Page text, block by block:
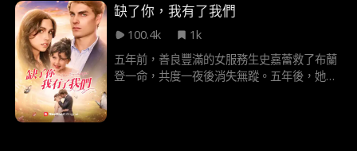
缺了你，我有了我們
100.4k
1k
五年前，善良豐滿的女服務生史嘉蕾救了布蘭
登一命，共度一夜後消失無蹤。五年後，她帶